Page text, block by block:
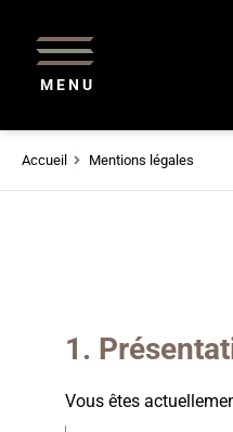
MENU
Accueil Mentions légales
Vous êtes